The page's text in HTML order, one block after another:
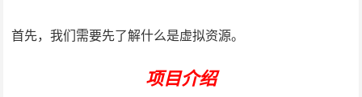
首先，我们需要先了解什么是虚拟资源。
项目介绍